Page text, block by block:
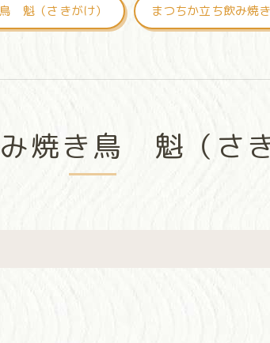
魁（さきがけ） まつちか立ち飲み焼
焼き鳥 魁（さ